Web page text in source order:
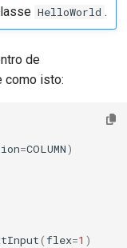
HelloWorld .
de
como isto:
=COLUMN)
(flex=1 )